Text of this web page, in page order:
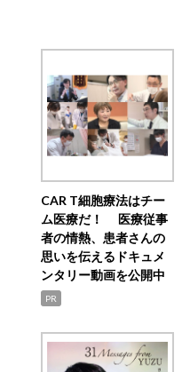
CAR T細胞療法はチー
ム医療だ！ 医療従事
者の情熱、患者さんの
思いを伝えるドキュメ
ンタリー動画を公開中
PR